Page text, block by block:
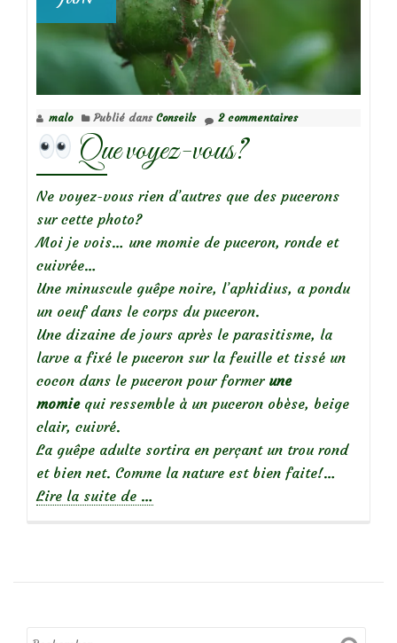
malo Publié dans Conseils 2 commentaires
Que voyez-vous?
Ne voyez-vous rien d’autres que des pucerons
sur cette photo?
Moi je vois… une momie de puceron, ronde et
cuivrée…
Une minuscule guêpe noire, l’aphidius, a pondu
un oeuf dans le corps du puceron.
Une dizaine de jours après le parasitisme, la
larve a fixé le puceron sur la feuille et tissé un
cocon dans le puceron pour former une
momie qui ressemble à un puceron obèse, beige
clair, cuivré.
La guêpe adulte sortira en perçant un trou rond
et bien net. Comme la nature est bien faite!…
Lire la suite de
Que
vous?
…